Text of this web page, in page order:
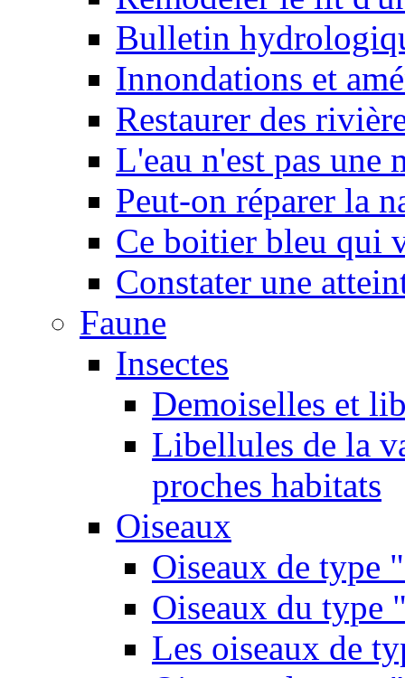
Bulletin
Innondations et
Restaurer des
L'eau n'est pas une
Peut-on réparer la
Ce boitier bleu qui
Constater une
Faune
Insectes
Demoiselles et
Libellules de la
proches habitats
Oiseaux
Oiseaux de type
Oiseaux du type
Les oiseaux de